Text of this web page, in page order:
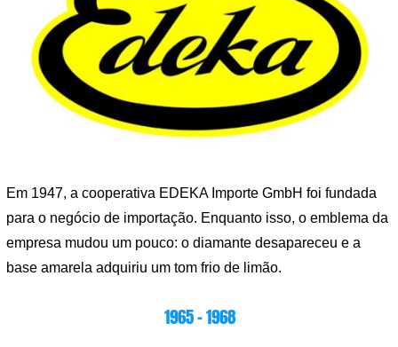
Em 1947, a cooperativa EDEKA Importe GmbH foi fundada
para o negócio de importação. Enquanto isso, o emblema da
empresa mudou um pouco: o diamante desapareceu e a
base amarela adquiriu um tom frio de limão.
1965 – 1968